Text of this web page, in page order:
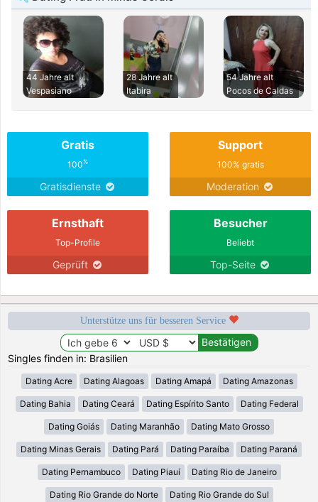
44 Jahre alt
Vespasiano
28 Jahre alt
Itabira
54 Jahre alt
Pocos de Caldas
Gratis
100%
Gratisdienste
Support
100% gratis
Moderation
Ernsthaft
Top-Profile
Geprüft
Besucher
Beliebt
Top-Seite
Unterstütze uns für besseren Service
Singles finden in: Brasilien
Dating Acre Dating Alagoas Dating Amapá Dating Amazonas
Dating Bahia Dating Ceará Dating Espírito Santo Dating Federal
Dating Goiás Dating Maranhão Dating Mato Grosso
Dating Minas Gerais Dating Pará Dating Paraíba Dating Paraná
Dating Pernambuco Dating Piauí Dating Rio de Janeiro
Dating Rio Grande do Norte Dating Rio Grande do Sul